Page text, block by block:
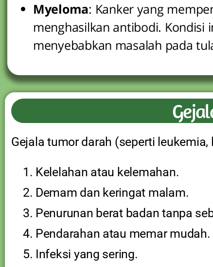
Myeloma: Kanker yang
menghasilkan antibodi. Kondisi
menyebabkan masalah pada
Gejala tumor darah (seperti
Kelelahan atau kelemahan.
Demam dan keringat malam.
Penurunan berat badan tanpa
Pendarahan atau memar mudah.
Infeksi yang sering.